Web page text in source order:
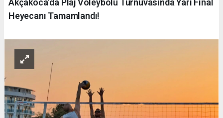
Akçakoca’da Plaj Voleybolu Turnuvasında Yarı Final
Heyecanı Tamamlandı!